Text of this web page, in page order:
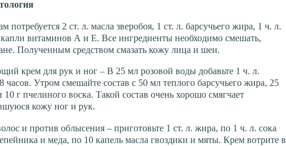
2 ст. л. масла зверобоя, 1 ст. л. барсучьего жира, 1 ч. л.
витаминов А и Е. Все ингредиенты необходимо смешать,
Полученным средством смазать кожу лица и шеи.
крем для рук и ног – В 25 мл розовой воды добавьте 1 ч. л.
часов. Утром смешайте состав с 50 мл теплого барсучьего жира, 25
г пчелиного воска. Такой состав очень хорошо смягчает
кожу ног и рук.
и против облысения – приготовьте 1 ст. л. жира, по 1 ч. л. сока
и меда, по 10 капель масла гвоздики и мяты. Крем вотрите в